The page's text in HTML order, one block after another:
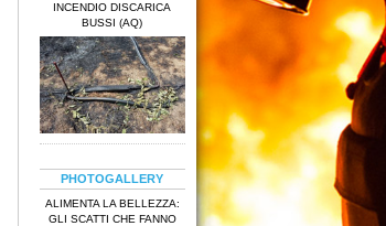
INCENDIO DISCARICA
BUSSI (AQ)
PHOTOGALLERY
ALIMENTA LA BELLEZZA:
GLI SCATTI CHE FANNO